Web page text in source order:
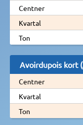
Centner
Kvartal
Ton
Avoirdupois kort
Centner
Kvartal
Ton